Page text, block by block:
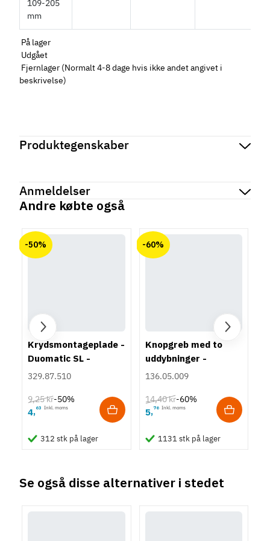
På lager
Udgået
Fjernlager (Normalt 4-8 dage hvis ikke andet angivet i
beskrivelse)
Produktegenskaber
Produktinformation
Kunststof
Hulafstand
96 mm
Montering
Påskruning
Type
Bøjlegreb
Klassisk
Anmeldelser
Der er ingen kundeanmeldelser endnu.
Andre købte også
-50%
Krydsmontageplade -
Duomatic SL -
Euroskruer
329.87.510
9,25 kr-50%
4,63 Inkl. moms
312 stk på lager
-60%
Knopgreb med to
uddybninger -
rustfrit stål
136.05.009
14,40 kr-60%
5,76 Inkl. moms
1131 stk på lager
-60% -60%
-35% -50%
-50% -50%
Se også disse alternativer i stedet